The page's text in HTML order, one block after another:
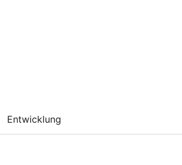
Entwicklung